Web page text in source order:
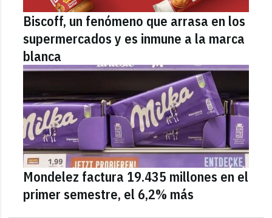
Biscoff, un fenómeno que arrasa en los
supermercados y es inmune a la marca
blanca
Mondelez factura 19.435 millones en el
primer semestre, el 6,2% más